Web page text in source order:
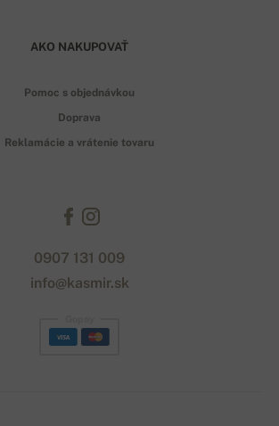
AKO NAKUPOVAŤ
Pomoc s objednávkou
Doprava
Reklamácie a vrátenie tovaru
0907 131 009
info@kasmir.sk